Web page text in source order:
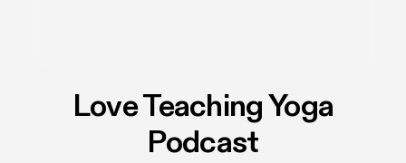
Love Teaching Yoga
Podcast